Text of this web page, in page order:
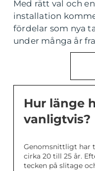
Med rätt val och
installation
fördelar som nya
under många år
Hur länge
vanligtvis?
Genomsnittligt har
cirka 20 till 25 år.
tecken på slitage